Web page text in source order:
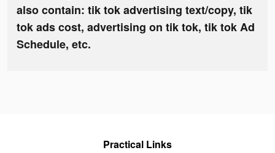
also contain: tik tok advertising text/copy, tik
tok ads cost, advertising on tik tok, tik tok Ad
Schedule, etc.
Practical Links